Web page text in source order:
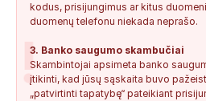
!
kodus, prisijungimus ar kitus
duomenų telefonu niekada neprašo.
3. Banko saugumo skambučiai
Skambintojai apsimeta banko
įtikinti, kad jūsų sąskaita buvo
„patvirtinti tapatybę“ pateikiant